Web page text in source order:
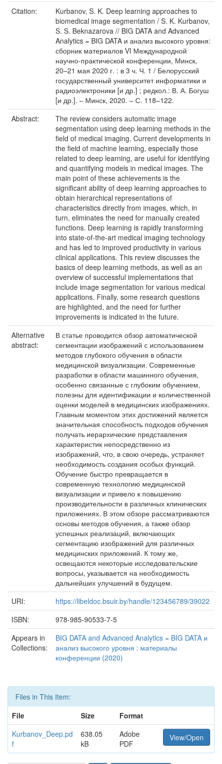
Citation:
Kurbanov, S. K. Deep learning approaches to
biomedical image segmentation / S. K. Kurbanov,
S. S. Beknazarova // BIG DATA and Advanced
Analytics = BIG DATA и анализ высокого уровня:
сборник материалов VI Международной
научно-практической конференции, Минск,
20–21 мая 2020 г. : в 3 ч. Ч. 1 / Белорусский
государственный университет информатики и
радиоэлектроники [и др.] ; редкол.: В. А. Богуш
[и др.]. – Минск, 2020. – С. 118–122.
Abstract:
The review considers automatic image
segmentation using deep learning methods in the
field of medical imaging. Current developments in
the field of machine learning, especially those
related to deep learning, are useful for identifying
and quantifying models in medical images. The
main point of these achievements is the
significant ability of deep learning approaches to
obtain hierarchical representations of
characteristics directly from images, which, in
turn, eliminates the need for manually created
functions. Deep learning is rapidly transforming
into state-of-the-art medical imaging technology
and has led to improved productivity in various
clinical applications. This review discusses the
basics of deep learning methods, as well as an
overview of successful implementations that
include image segmentation for various medical
applications. Finally, some research questions
are highlighted, and the need for further
improvements is indicated in the future.
Alternative
abstract:
В статье проводится обзор автоматической
сегментации изображений с использованием
методов глубокого обучения в области
медицинской визуализации. Современные
разработки в области машинного обучения,
особенно связанные с глубоким обучением,
полезны для идентификации и количественной
оценки моделей в медицинских изображениях.
Главным моментом этих достижений является
значительная способность подходов обучения
получать иерархические представления
характеристик непосредственно из
изображений, что, в свою очередь, устраняет
необходимость создания особых функций.
Обучение быстро превращается в
современную технологию медицинской
визуализации и привело к повышению
производительности в различных клинических
приложениях. В этом обзоре рассматриваются
основы методов обучения, а также обзор
успешных реализаций, включающих
сегментацию изображений для различных
медицинских приложений. К тому же,
освещаются некоторые исследовательские
вопросы, указывается на необходимость
дальнейших улучшений в будущем.
URI:
https://libeldoc.bsuir.by/handle/123456789/39022
ISBN:
978-985-90533-7-5
Appears in
Collections:
BIG DATA and Advanced Analytics = BIG DATA и
анализ высокого уровня : материалы
конференции (2020)
Files in This Item:
File
Size
Format
Kurbanov_Deep.pd
f
638.05
kB
Adobe
PDF
View/Open